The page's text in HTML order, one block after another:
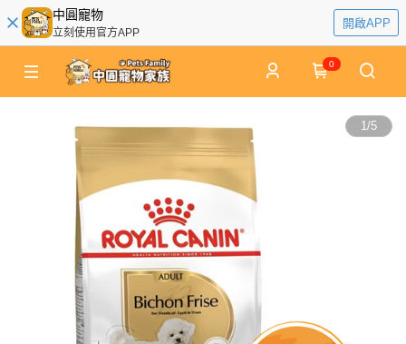
中圓寵物
立刻使用官方APP
開啟APP
0
1/5